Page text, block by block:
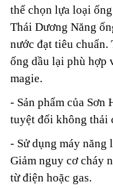
thể chọn lựa loại
Thái Dương Năng
nước đạt tiêu chuẩn.
ống dầu lại phù hợp
magie.
- Sản phẩm của Sơn
tuyệt đối không thải
- Sử dụng máy năng
Giảm nguy cơ cháy
từ điện hoặc gas.